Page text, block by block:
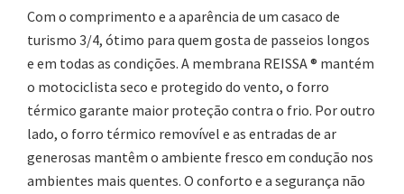
Com o comprimento e a aparência de um casaco de
turismo 3/4, ótimo para quem gosta de passeios longos
e em todas as condições. A membrana REISSA ® mantém
o motociclista seco e protegido do vento, o forro
térmico garante maior proteção contra o frio. Por outro
lado, o forro térmico removível e as entradas de ar
generosas mantêm o ambiente fresco em condução nos
ambientes mais quentes. O conforto e a segurança não